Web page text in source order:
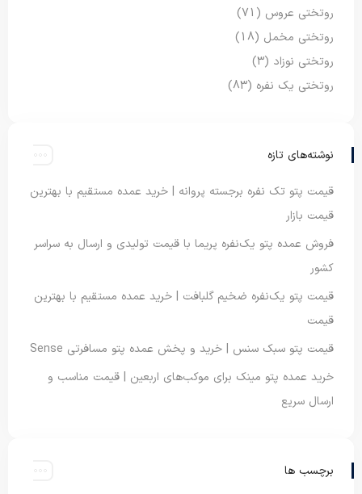
روتختی عروس (71)
روتختی مخمل (18)
روتختی نوزاد (3)
روتختی یک نفره (83)
نوشته‌های تازه
قیمت پتو تک نفره برجسته پروانه | خرید عمده مستقیم با بهترین
قیمت بازار
فروش عمده پتو یک‌نفره پریما با قیمت تولیدی و ارسال به سراسر
کشور
قیمت پتو یک‌نفره ضخیم گلبافت | خرید عمده مستقیم با بهترین
قیمت
قیمت پتو سبک سنس | خرید و پخش عمده پتو مسافرتی Sense
خرید عمده پتو مینک برای موکب‌های اربعین | قیمت مناسب و
ارسال سریع
برچسب ها